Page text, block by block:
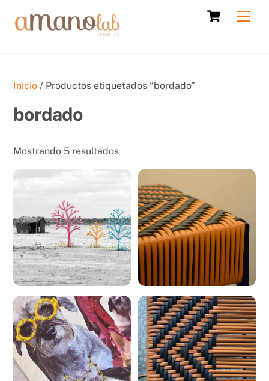
Cart
Inicio / Productos etiquetados “bordado”
bordado
Mostrando 5 resultadosSorted